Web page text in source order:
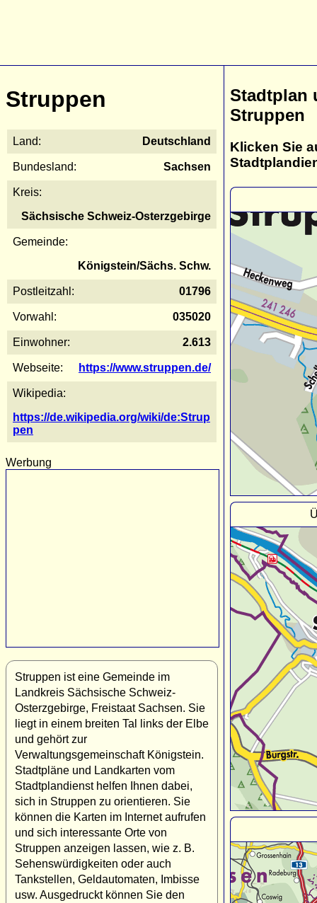
Struppen
Land: Deutschland
Bundesland: Sachsen
Kreis:
Sächsische Schweiz-Osterzgebirge
Gemeinde:
Königstein/Sächs. Schw.
Postleitzahl: 01796
Vorwahl: 035020
Einwohner: 2.613
Webseite: https://www.struppen.de/
Wikipedia:
https://de.wikipedia.org/wiki/de:Strup
pen
Werbung
Struppen ist eine Gemeinde im
Landkreis Sächsische Schweiz-
Osterzgebirge, Freistaat Sachsen. Sie
liegt in einem breiten Tal links der Elbe
und gehört zur
Verwaltungsgemeinschaft Königstein.
Stadtpläne und Landkarten vom
Stadtplandienst helfen Ihnen dabei,
sich in Struppen zu orientieren. Sie
können die Karten im Internet aufrufen
und sich interessante Orte von
Struppen anzeigen lassen, wie z. B.
Sehenswürdigkeiten oder auch
Tankstellen, Geldautomaten, Imbisse
usw. Ausgedruckt können Sie den
Stadtplan
Struppen
Klicken Sie